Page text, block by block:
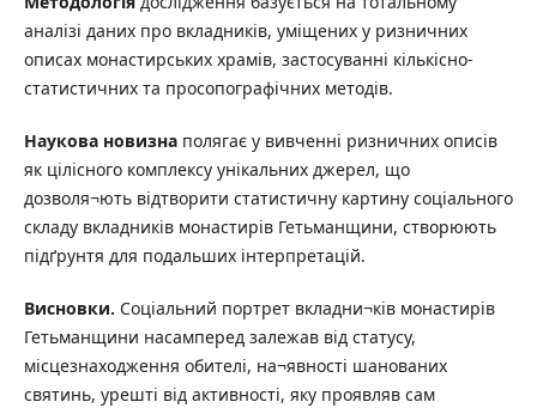
аналізі даних про вкладників, уміщених у ризничних
описах монастирських храмів, застосуванні кількісно-
статистичних та просопографічних методів.
Наукова новизнаполягає у вивченні ризничних описів
як цілісного комплексу унікальних джерел, що
дозволя¬ють відтворити статистичну картину соціального
складу вкладників монастирів Гетьманщини, створюють
підґрунтя для подальших інтерпретацій.
Висновки. Соціальний портрет вкладни¬ків монастирів
Гетьманщини насамперед залежав від статусу,
місцезнаходження обителі, на¬явності шанованих
святинь, урешті від активності, яку проявляв сам